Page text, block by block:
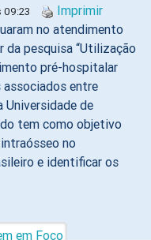
09:23
Imprimir
no atendimento
pesquisa “Utilização
pré-hospitalar
entre
Universidade de
tem como objetivo
no
e identificar os